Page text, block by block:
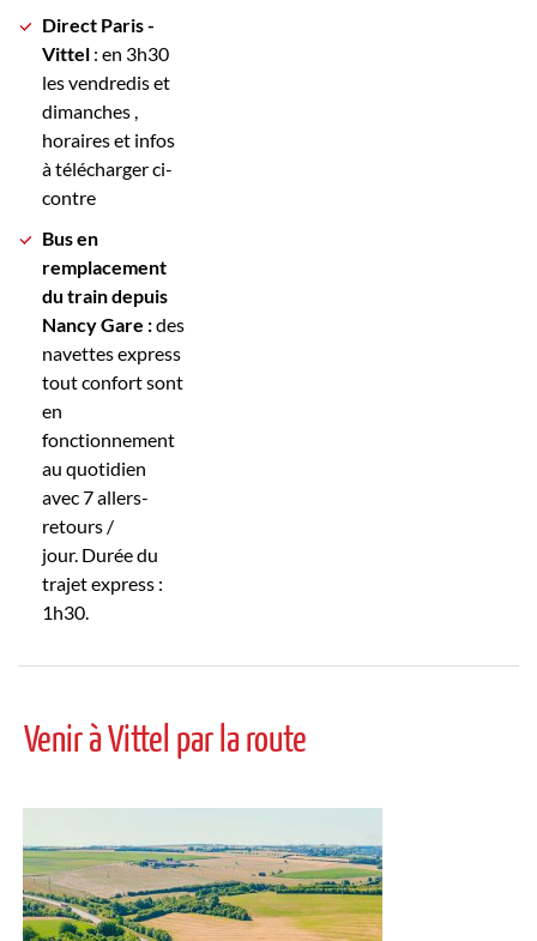
Direct Paris -
Vittel : en 3h30
les vendredis et
dimanches ,
horaires et infos
à télécharger ci-
contre
Bus en
remplacement
du train depuis
Nancy Gare :des
navettes express
tout confort sont
en
fonctionnement
au quotidien
avec 7 allers-
retours /
jour. Durée du
trajet express :
1h30.
Venir à Vittel par la route